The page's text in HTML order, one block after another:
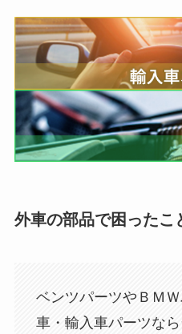
外車の部品で困ったこ
ベンツパーツやＢＭ
車・輸入車パーツな